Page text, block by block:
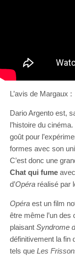
L’avis de Margaux :
Dario Argento est,
l’histoire du
goût pour
formes avec son
C’est donc une
Chat qui fume
d’Opéra réalisé par
Opéra est un film
être même l’un des
plaisant Syndrome
définitivement la fin
tels que Les